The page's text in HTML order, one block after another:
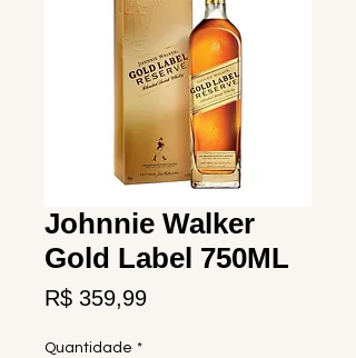
Johnnie Walker
Gold Label 750ML
R$ 359,99Preço
Quantidade *